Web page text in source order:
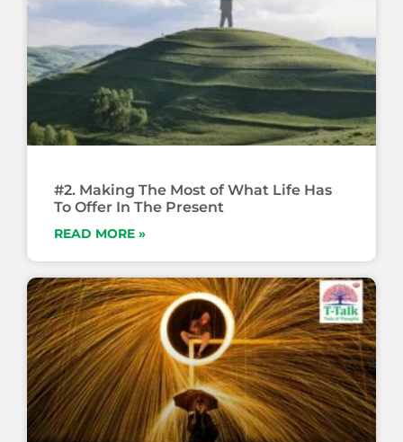
#2. Making The Most of What Life Has
To Offer In The Present
READ MORE »